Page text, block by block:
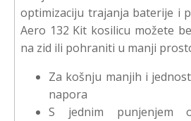
optimizaciju trajanja baterije i
Aero 132 Kit kosilicu možete
na zid ili pohraniti u manji
Za košnju manjih i
napora
S jednim punjenjem